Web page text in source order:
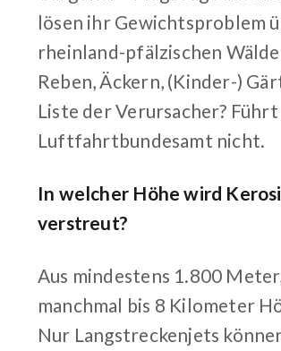
lösen ihr Gewichtsproblem
rheinland-pfälzischen
Reben, Äckern, (Kinder-)
Liste der Verursacher? Führt
Luftfahrtbundesamt nicht.
In welcher Höhe wird
verstreut?
Aus mindestens 1.800
manchmal bis 8 Kilometer
Nur Langstreckenjets